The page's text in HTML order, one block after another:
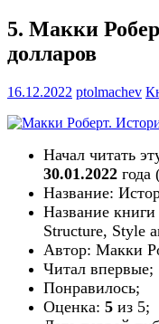
5. Макки
долларов
16.12.2022 ptolmachev
Начал читать
30.01.2022 года
Название:
Название
Structure, Style
Автор: Макки
Читал впервые;
Понравилось;
Оценка: 5 из 5;